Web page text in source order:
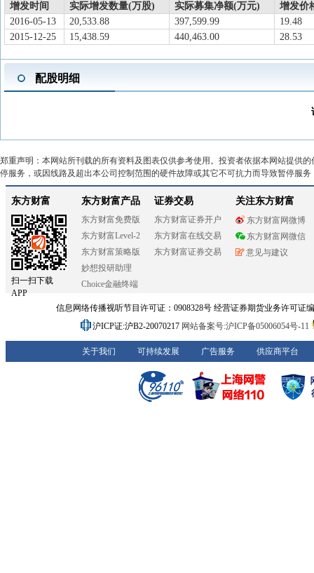
增发时间 实际增发数量(万股) 实际募集净额(万元)
增发价
2016-05-13
20,533.88 397,599.99
19.48
2015-12-25
15,438.59 440,463.00 28.53
配股明细
郑重声明：本网站所刊载的所有资料及图表仅供参考使用。投资者依据本网站提供
停服务，或因线路及超出本公司控制范围的硬件故障或其它不可抗力而导致暂停服